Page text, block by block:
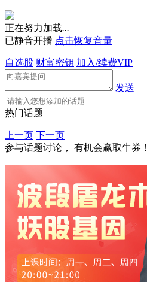
正在努力加载...
已静音开播 点击恢复音量
自选股 财富密钥 加入/续费VIP
发送
热门话题
上一页 下一页
参与话题讨论， 有机会赢取牛券！